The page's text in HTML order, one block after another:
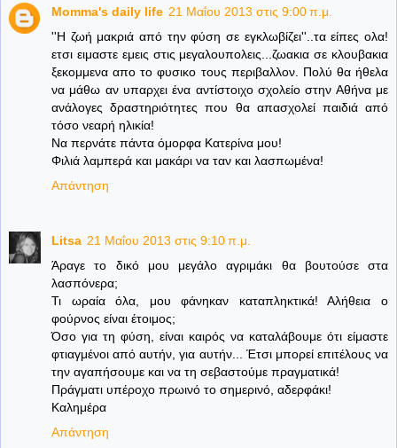
Momma's daily life 21 Μαΐου 2013 στις 9:00 π.μ.
''Η ζωή μακριά από την φύση σε εγκλωβίζει''..τα είπες ολα!
ετσι ειμαστε εμεις στις μεγαλουπολεις...ζωακια σε κλουβακια
ξεκομμενα απο το φυσικο τους περιβαλλον. Πολύ θα ήθελα
να μάθω αν υπαρχει ένα αντίστοιχο σχολείο στην Αθήνα με
ανάλογες δραστηριότητες που θα απασχολεί παιδιά από
τόσο νεαρή ηλικία!
Να περνάτε πάντα όμορφα Κατερίνα μου!
Φιλιά λαμπερά και μακάρι να ταν και λασπωμένα!
Απάντηση
Litsa 21 Μαΐου 2013 στις 9:10 π.μ.
Άραγε το δικό μου μεγάλο αγριμάκι θα βουτούσε στα
λασπόνερα;
Τι ωραία όλα, μου φάνηκαν καταπληκτικά! Αλήθεια ο
φούρνος είναι έτοιμος;
Όσο για τη φύση, είναι καιρός να καταλάβουμε ότι είμαστε
φτιαγμένοι από αυτήν, για αυτήν... Έτσι μπορεί επιτέλους να
την αγαπήσουμε και να τη σεβαστούμε πραγματικά!
Πράγματι υπέροχο πρωινό το σημερινό, αδερφάκι!
Καλημέρα
Απάντηση